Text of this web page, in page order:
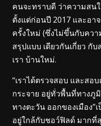
คนจะทราบดี ว่าความสน
ตั้งแต่ก่อนปี 2017 และอา
ครั้งใหม่ (ซึ่งไม่ขึ้นกับคว
สรุปแบบ เดียวกันเกี่ยว กั
เรา บ้านใหม่.
“เราได้ตรวจสอบ และสอ
กระจาย อยู่ทั่วพื้นที่ทางภู
ทางตะวัน ออกของเมือง”
อยู่ใกล้กับชอว์ฟิลด์ มาก